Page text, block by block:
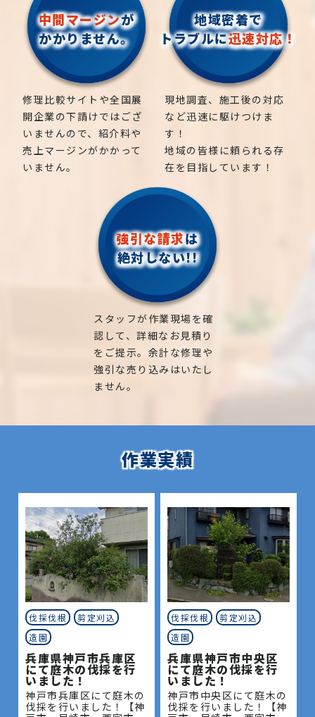
中間マージンが
かかりません。
修理比較サイトや全国展
開企業の下請けではござ
いませんので、紹介料や
売上マージンがかかって
いません。
地域密着で
トラブルに迅速対応！
現地調査、施工後の対応
など迅速に駆けつけま
す！
地域の皆様に頼られる存
在を目指しています！
強引な請求は
絶対しない!!
スタッフが作業現場を確
認して、詳細なお見積り
をご提示。余計な修理や
強引な売り込みはいたし
ません。
作業実績
伐採伐根
剪定刈込
造園
兵庫県神戸市兵庫区
にて庭木の伐採を行
いました！
神戸市兵庫区にて庭木の
伐採を行いました！【神
伐採伐根
剪定刈込
造園
兵庫県神戸市中央区
にて庭木の伐採を行
いました！
神戸市中央区にて庭木の
伐採を行いました！【神